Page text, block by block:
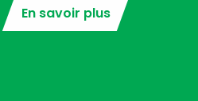
En savoir plus